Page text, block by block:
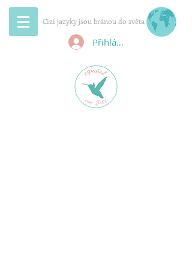
Cizí jazyky jsou bránou do světa
Přihlásit se